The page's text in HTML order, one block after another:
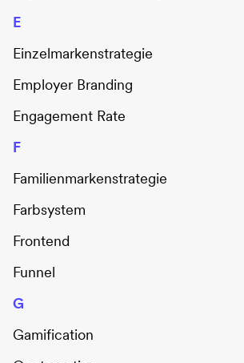
E
Einzelmarkenstrategie
Employer Branding
Engagement Rate
F
Familienmarkenstrategie
Farbsystem
Frontend
Funnel
G
Gamification